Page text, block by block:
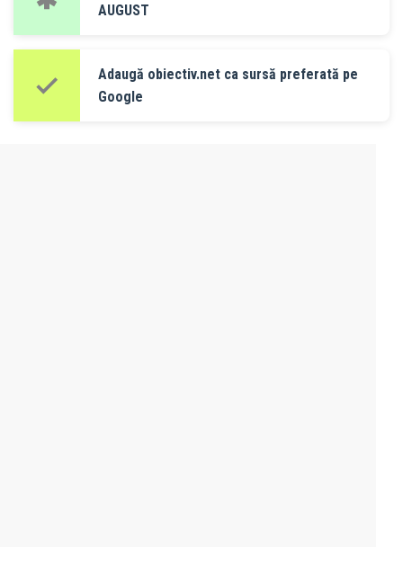
AUGUST
Adaugă obiectiv.net ca sursă preferată pe
Google